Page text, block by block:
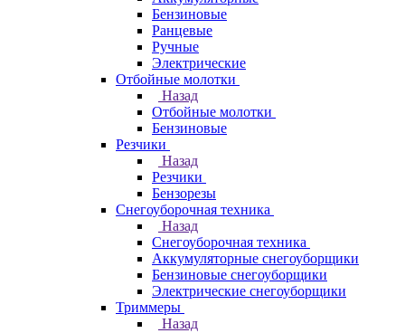
Бензиновые
Ранцевые
Ручные
Электрические
Отбойные молотки
Назад
Отбойные молотки
Бензиновые
Резчики
Назад
Резчики
Бензорезы
Снегоуборочная техника
Назад
Снегоуборочная техника
Аккумуляторные снегоуборщики
Бензиновые снегоуборщики
Электрические снегоуборщики
Триммеры
Назад